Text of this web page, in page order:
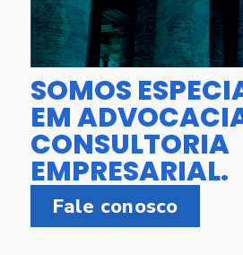
SOMOS
EM
CONSULTORIA
EMPRESARIAL.
Fale conosco